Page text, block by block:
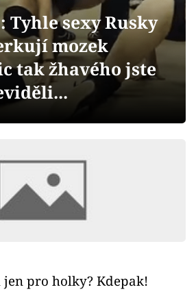
Tyhle sexy Rusky
mozek
tak žhavého jste
pro holky? Kdepak!